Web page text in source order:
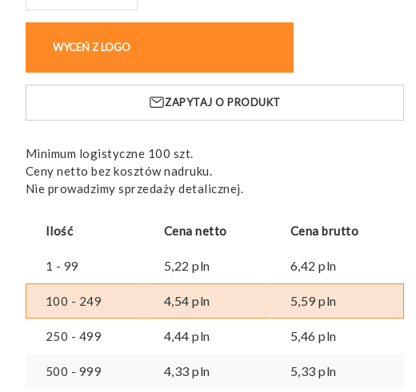
z
klamrą
WYCEŃ Z LOGO
ZAPYTAJ O PRODUKT
Minimum logistyczne 100 szt.
Ceny netto bez kosztów nadruku.
Nie prowadzimy sprzedaży detalicznej.
Ilość Cena netto Cena brutto
1 - 99 5,22pln 6,42pln
100 - 249 4,54pln 5,59pln
250 - 499 4,44pln 5,46pln
500 - 999 4,33pln 5,33pln